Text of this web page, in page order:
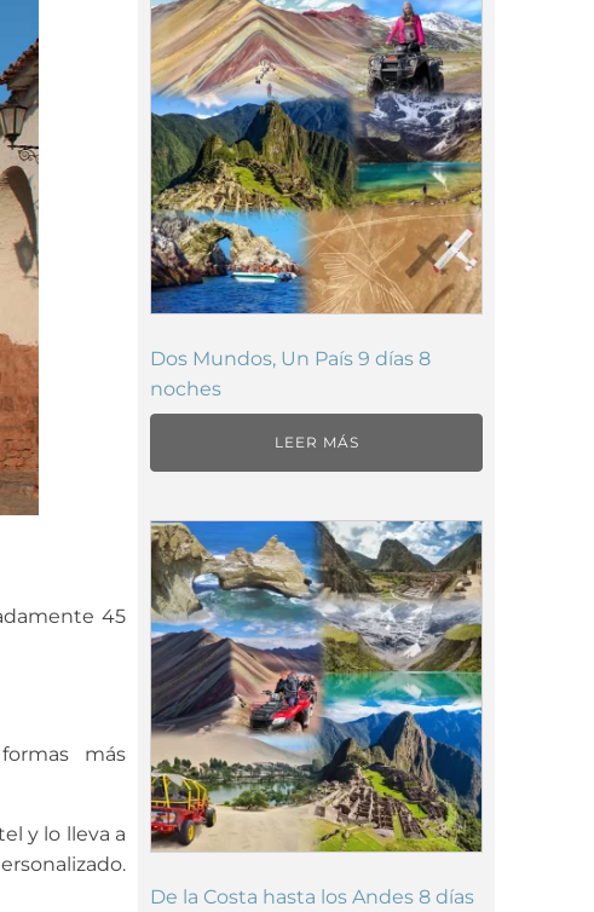
45
más
y lo lleva a
Dos Mundos, Un País 9 días 8
noches
LEER MÁS
De la Costa hasta los Andes 8 días